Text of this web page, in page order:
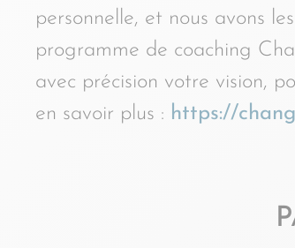
personnelle, et nous avons
programme de coaching
avec précision votre vision,
en savoir plus : https://